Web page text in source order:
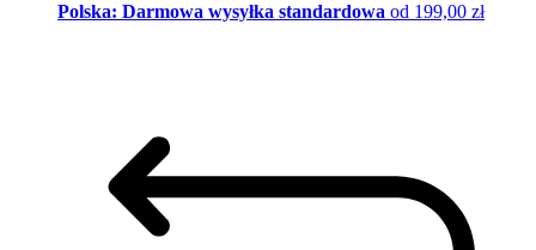
Polska: Darmowa wysyłka standardowa od 199,00 zł